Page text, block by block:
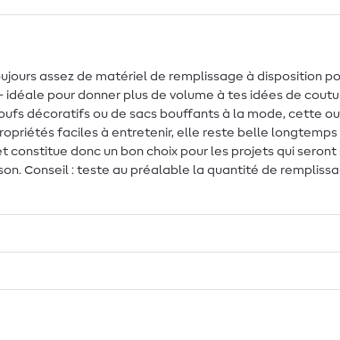
assez de matériel de remplissage à disposition
pour donner plus de volume à tes idées de
décoratifs ou de sacs bouffants à la mode, cette
faciles à entretenir, elle reste belle
donc un bon choix pour les projets qui
Conseil : teste au préalable la quantité de